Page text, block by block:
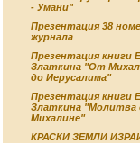
- Умани"
Презентация 38
журнала
Презентация книги
Златкина "От
до Иерусалима"
Презентация книги
Златкина "Молитва
Михалине"
КРАСКИ ЗЕМЛИ